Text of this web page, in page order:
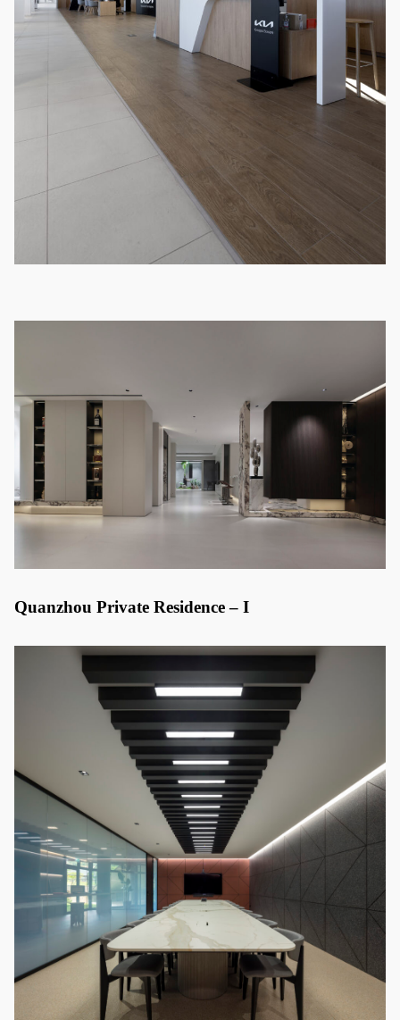
Quanzhou Private Residence – I